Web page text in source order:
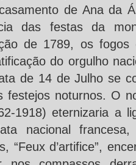
de Ana da
das festas da
de 1789, os fogos
do orgulho
de 14 de Julho se
festejos noturnos. O
1918) eternizaria a
nacional
“Feux d’artifice”,